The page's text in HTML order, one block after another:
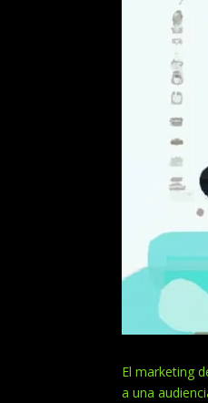
El marketing
a una